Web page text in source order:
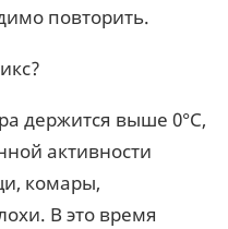
повторить.
держится выше 0°С,
активности
комары,
В это время